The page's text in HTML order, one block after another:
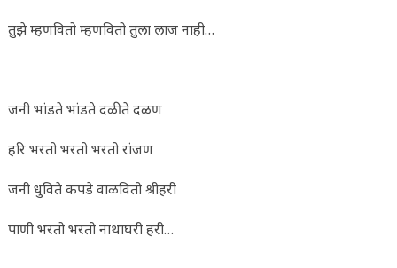
तुझे म्हणवितो म्हणवितो तुला लाज नाही…
जनी भांडते भांडते दळीते दळण
हरि भरतो भरतो भरतो रांजण
जनी धुविते कपडे वाळवितो श्रीहरी
पाणी भरतो भरतो नाथाघरी हरी…